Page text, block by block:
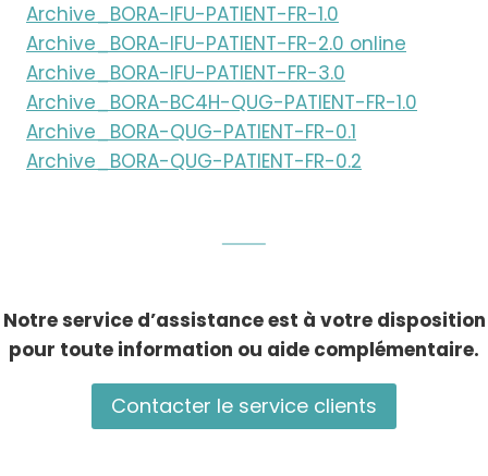
Archive_BORA-IFU-PATIENT-FR-1.0
Archive_BORA-IFU-PATIENT-FR-2.0 online
Archive_BORA-IFU-PATIENT-FR-3.0
Archive_BORA-BC4H-QUG-PATIENT-FR-1.0
Archive_BORA-QUG-PATIENT-FR-0.1
Archive_BORA-QUG-PATIENT-FR-0.2
Notre service d’assistance est à votre disposition
pour toute information ou aide complémentaire.
Contacter le service clients